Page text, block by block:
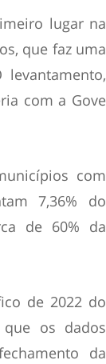
lugar na
que faz uma
com a Gove
com
7,36% do
de 60% da
de 2022 do
que os dados
da